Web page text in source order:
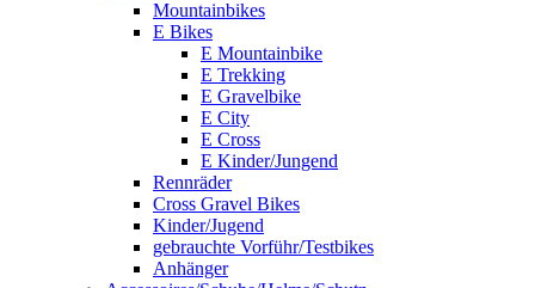
Mountainbikes
E Bikes
E Mountainbike
E Trekking
E Gravelbike
E City
E Cross
E Kinder/Jungend
Rennräder
Cross Gravel Bikes
Kinder/Jugend
gebrauchte Vorführ/Testbikes
Anhänger